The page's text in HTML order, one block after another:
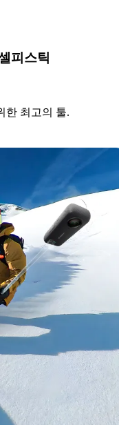
피스틱
한 최고의 툴.